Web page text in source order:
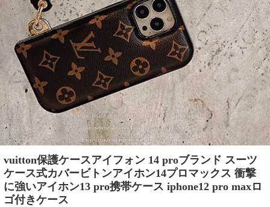
vuitton保護ケースアイフォン 14 proブランド スーツ
ケース式カバービトンアイホン14プロマックス 衝撃
に強いアイホン13 pro携帯ケース iphone12 pro maxロ
ゴ付きケース